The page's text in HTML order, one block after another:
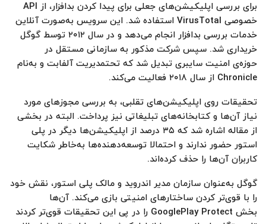
برای بررسی اپلیکیشن‌های جعلی برای پیدا کردن بدافزار، از API
خصوصی VirusTotal استفاده شد. این سرویس به‌صورت آنلاین
خدمات بررسی بدافزار انجام می‌دهد و در سال ۲۰۱۲ توسط گوگل
خریداری شد. سپس شرکت مذکور به سازمانی مستقل در
حوزه‌ی امنیت سایبری تبدیل شد که تحتمدیریت آلفابت و به‌نام
Chronicle از سال ۲۰۱۸ فعالیت می‌کند.
تحقیقات روی اپلیکیشن‌های تقلبی، به بررسی مجوزهای مورد
نیاز آن‌ها و کتابخانه‌های تبلیغاتی نیز پرداخت. البته در بخشی
از مقاله اشاره شد که ۳۵ درصد از اپلیکیشن‌ها دیگر در پلی
استور حضور ندارند و احتمالا توسعه‌دهنده‌ها به‌خاطر شکایت
کاربران آن‌ها را حذف کرده‌اند.
گوگل به‌عنوان سازمان مدیر اندروید و مالک پلی استور، نقش خود
را با قوی‌تر کردن ساختارهای امنیتی بازی می‌کند. آن‌ها
بخش GooglePlay Protect را در پی این تحقیقات قوی‌تر کردند